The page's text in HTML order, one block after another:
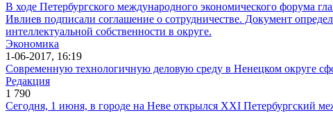
В ходе Петербургского международного экономического форума
Ивлиев подписали соглашение о сотрудничестве. Документ
интеллектуальной собственности в округе.
Экономика
1-06-2017, 16:19
Современную технологичную деловую среду в Ненецком округе
Редакция
1 790
Сегодня, 1 июня, в городе на Неве открылся XXI Петербургский